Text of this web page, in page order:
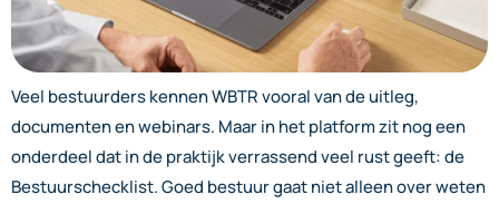
Veel bestuurders kennen WBTR vooral van de uitleg,
documenten en webinars. Maar in het platform zit nog een
onderdeel dat in de praktijk verrassend veel rust geeft: de
Bestuurschecklist. Goed bestuur gaat niet alleen over weten